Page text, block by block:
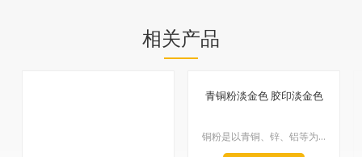
相关产品
青铜粉淡金色 胶印淡金色
铜粉是以青铜、锌、铝等为主要原料，经熔炼、研磨、分级、抛光等工序制成鳞片状粉末的有色合金颜料。该浮性金属颜料外观呈金黄色。本产品采用国际先进设备，结合数十年的技术经验，采用先进的工艺和独特的技术，生产出用于凹印油墨研制的专用材料——光泽凹印铜粉和环保铜条。经专家鉴定，可替代部分进口产品。